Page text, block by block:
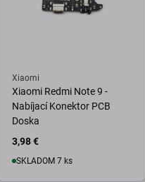
Xiaomi
Xiaomi Redmi Note 9 -
Nabíjací Konektor PCB
Doska
3,98 €
SKLADOM 7 ks